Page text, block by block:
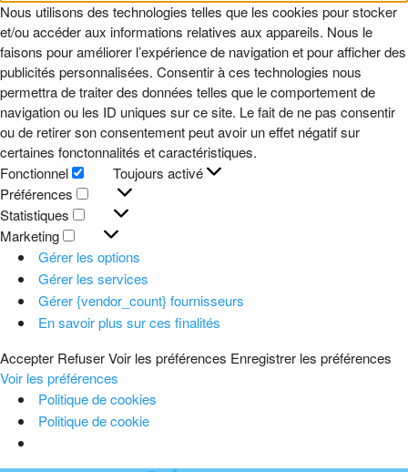
Nous utilisons des technologies telles que les cookies pour stocker
et/ou accéder aux informations relatives aux appareils. Nous le
faisons pour améliorer l’expérience de navigation et pour afficher des
publicités personnalisées. Consentir à ces technologies nous
permettra de traiter des données telles que le comportement de
navigation ou les ID uniques sur ce site. Le fait de ne pas consentir
ou de retirer son consentement peut avoir un effet négatif sur
certaines fonctonnalités et caractéristiques.
Fonctionnel
Fonctionnel
Toujours activé
Préférences
Préférences
Statistiques
Statistiques
Marketing
Marketing
Gérer les options
Gérer les services
Gérer {vendor_count} fournisseurs
En savoir plus sur ces finalités
Accepter RefuserVoir les préférences Enregistrer les préférences
Voir les préférences
Politique de cookies
Politique de cookie